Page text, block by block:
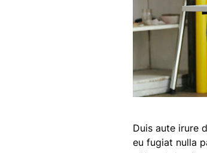
Duis aute irure
eu fugiat nulla